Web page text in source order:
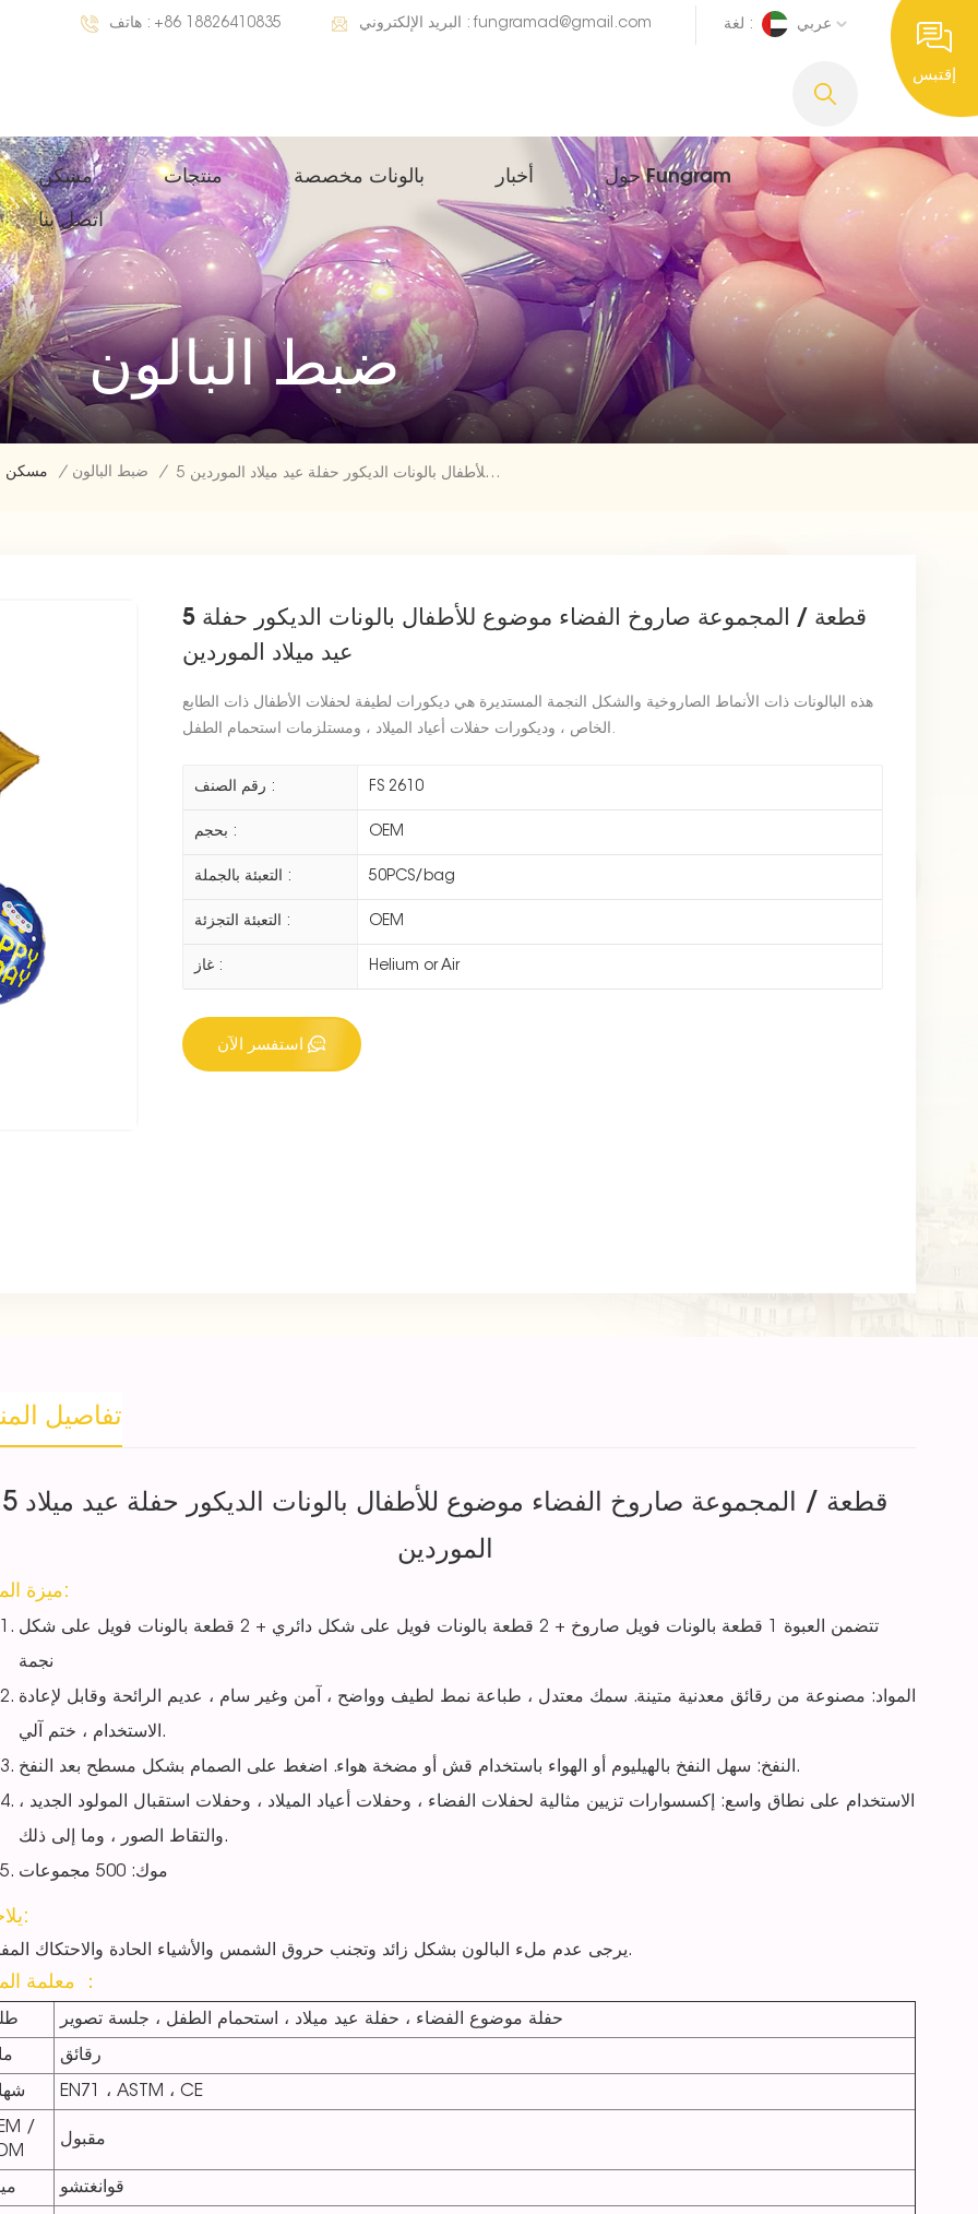
إقتبس
لغة : عربي هاتف : +86 18826410835 البريد الإلكتروني :fungramad@gmail.com
مسكن منتجات بالونات مخصصة أخبار
حول Fungram
اتصل بنا
ضبط البالون
مسكن / ضبط البالون / 5 قطعة / المجموعة صاروخ الفضاء موضوع للأطفال بالونات الديكور حفلة عيد ميلاد الموردين
5 قطعة / المجموعة صاروخ الفضاء موضوع للأطفال بالونات الديكور حفلة
عيد ميلاد الموردين
هذه البالونات ذات الأنماط الصاروخية والشكل النجمة المستديرة هي ديكورات لطيفة لحفلات الأطفال ذات الطابع
الخاص ، وديكورات حفلات أعياد الميلاد ، ومستلزمات استحمام الطفل.
رقم الصنف : FS 2610
بحجم : OEM
التعبئة بالجملة : 50PCS/bag
التعبئة التجزئة : OEM
غاز : Helium or Air
استفسر الآن
تفاصيل
5 قطعة / المجموعة صاروخ الفضاء موضوع للأطفال بالونات الديكور حفلة عيد ميلاد
الموردين
ميزة المنتج:
تتضمن العبوة 1 قطعة بالونات فويل صاروخ + 2 قطعة بالونات فويل على شكل دائري + 2 قطعة بالونات فويل على شكل
نجمة
المواد: مصنوعة من رقائق معدنية متينة. سمك معتدل ، طباعة نمط لطيف وواضح ، آمن وغير سام ، عديم الرائحة وقابل لإعادة
الاستخدام ، ختم آلي.
النفخ: سهل النفخ بالهيليوم أو الهواء باستخدام قش أو مضخة هواء. اضغط على الصمام بشكل مسطح بعد النفخ.
الاستخدام على نطاق واسع: إكسسوارات تزيين مثالية لحفلات الفضاء ، وحفلات أعياد الميلاد ، وحفلات استقبال المولود الجديد ،
والتقاط الصور ، وما إلى ذلك.
موك: 500 مجموعات
يلاحظ:
يرجى عدم ملء البالون بشكل زائد وتجنب حروق الشمس والأشياء الحادة والاحتكاك المفرط.
معلمة المنتج ：
حفلة موضوع الفضاء ، حفلة عيد ميلاد ، استحمام الطفل ، جلسة تصوير
رقائق
EN71 ، ASTM ، CE
/
مقبول
قوانغتشو